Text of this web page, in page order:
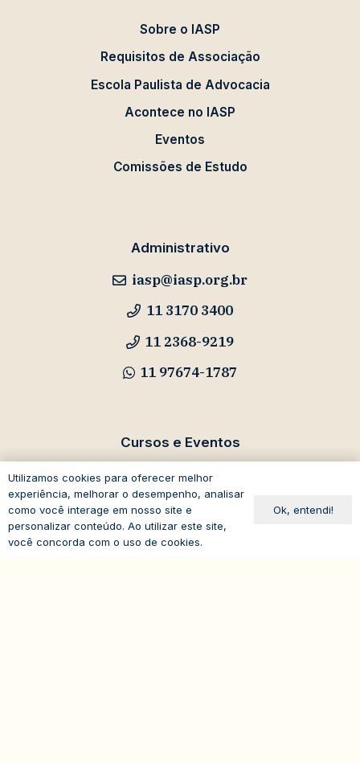
Sobre o IASP
Requisitos de Associação
Escola Paulista de Advocacia
Acontece no IASP
Eventos
Comissões de Estudo
Administrativo
iasp@iasp.org.br
11 3170 3400
11 2368-9219
11 97674-1787
Cursos e Eventos
eventos@iasp.org.br
11 94047-5796
Utilizamos cookies para oferecer melhor
experiência, melhorar o desempenho, analisar
como você interage em nosso site e
personalizar conteúdo. Ao utilizar este site,
você concorda com o uso de cookies.
Ok, entendi!